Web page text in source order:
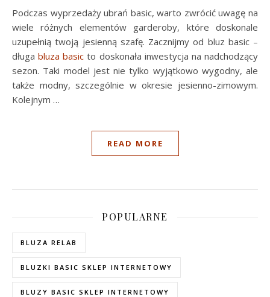
Podczas wyprzedaży ubrań basic, warto zwrócić uwagę na
wiele różnych elementów garderoby, które doskonale
uzupełnią twoją jesienną szafę. Zacznijmy od bluz basic –
długabluza basic to doskonała inwestycja na nadchodzący
sezon. Taki model jest nie tylko wyjątkowo wygodny, ale
także modny, szczególnie w okresie jesienno-zimowym.
Kolejnym …
READ MORE
POPULARNE
BLUZA RELAB
BLUZKI BASIC SKLEP INTERNETOWY
BLUZY BASIC SKLEP INTERNETOWY